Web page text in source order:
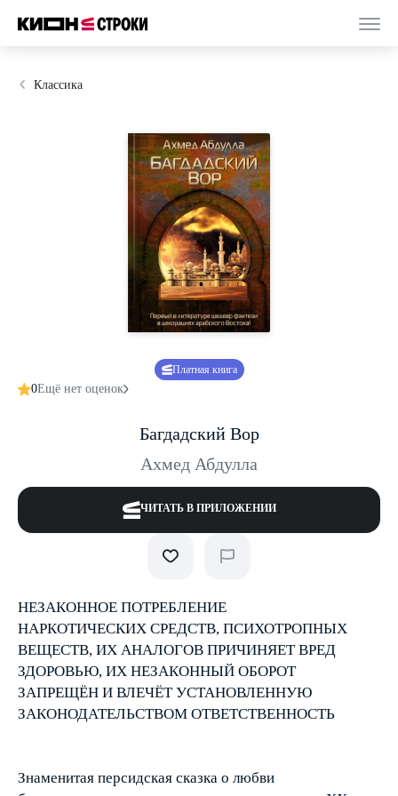
Классика
Платная книга
0Ещё нет оценок
Багдадский Вор
Ахмед Абдулла
ЧИТАТЬ В ПРИЛОЖЕНИИ
НЕЗАКОННОЕ ПОТРЕБЛЕНИЕ
НАРКОТИЧЕСКИХ СРЕДСТВ, ПСИХОТРОПНЫХ
ВЕЩЕСТВ, ИХ АНАЛОГОВ ПРИЧИНЯЕТ ВРЕД
ЗДОРОВЬЮ, ИХ НЕЗАКОННЫЙ ОБОРОТ
ЗАПРЕЩЁН И ВЛЕЧЁТ УСТАНОВЛЕННУЮ
ЗАКОНОДАТЕЛЬСТВОМ ОТВЕТСТВЕННОСТЬ
Знаменитая персидская сказка о любви